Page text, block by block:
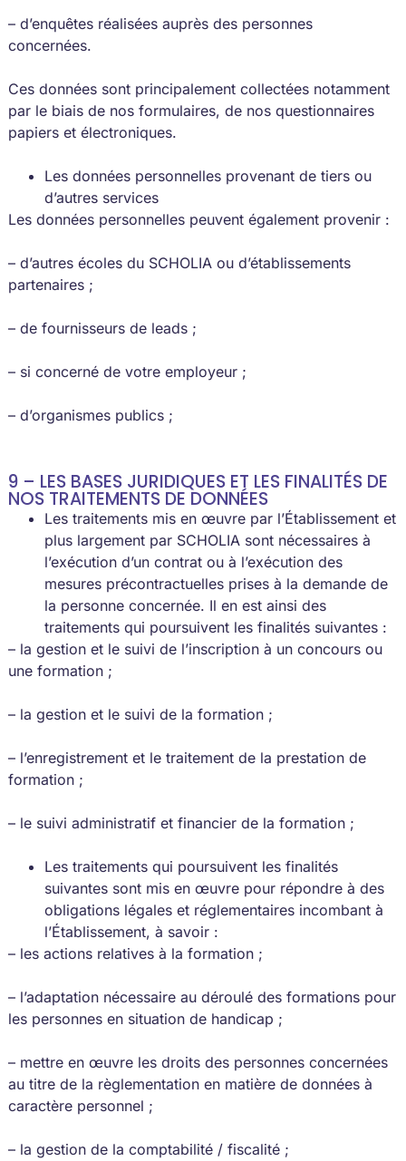
– d’enquêtes réalisées auprès des personnes
concernées.
Ces données sont principalement collectées notamment
par le biais de nos formulaires, de nos questionnaires
papiers et électroniques.
Les données personnelles provenant de tiers ou
d’autres services
Les données personnelles peuvent également provenir :
– d’autres écoles du SCHOLIA ou d’établissements
partenaires ;
– de fournisseurs de leads ;
– si concerné de votre employeur ;
– d’organismes publics ;
9 – LES BASES JURIDIQUES ET LES FINALITÉS DE
NOS TRAITEMENTS DE DONNÉES
Les traitements mis en œuvre par l’Établissement et
plus largement par SCHOLIA sont nécessaires à
l’exécution d’un contrat ou à l’exécution des
mesures précontractuelles prises à la demande de
la personne concernée. Il en est ainsi des
traitements qui poursuivent les finalités suivantes :
– la gestion et le suivi de l’inscription à un concours ou
une formation ;
– la gestion et le suivi de la formation ;
– l’enregistrement et le traitement de la prestation de
formation ;
– le suivi administratif et financier de la formation ;
Les traitements qui poursuivent les finalités
suivantes sont mis en œuvre pour répondre à des
obligations légales et réglementaires incombant à
l’Établissement, à savoir :
– les actions relatives à la formation ;
– l’adaptation nécessaire au déroulé des formations pour
les personnes en situation de handicap ;
– mettre en œuvre les droits des personnes concernées
au titre de la règlementation en matière de données à
caractère personnel ;
– la gestion de la comptabilité / fiscalité ;